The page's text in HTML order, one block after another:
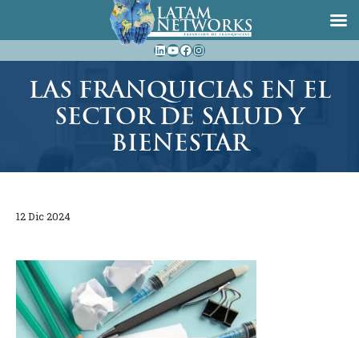
al
LinkedIn
YouTube
Facebook
Instagram
LAS FRANQUICIAS EN EL
SECTOR DE SALUD Y
BIENESTAR
12 Dic 2024